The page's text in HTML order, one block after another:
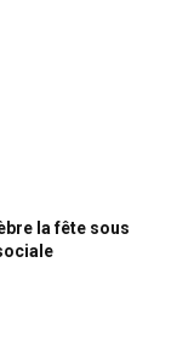
la fête sous